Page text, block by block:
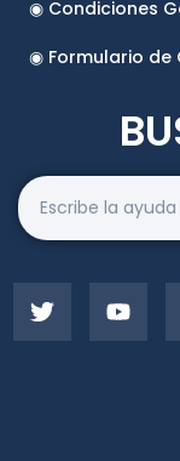
◉ Condiciones
◉ Formulario de